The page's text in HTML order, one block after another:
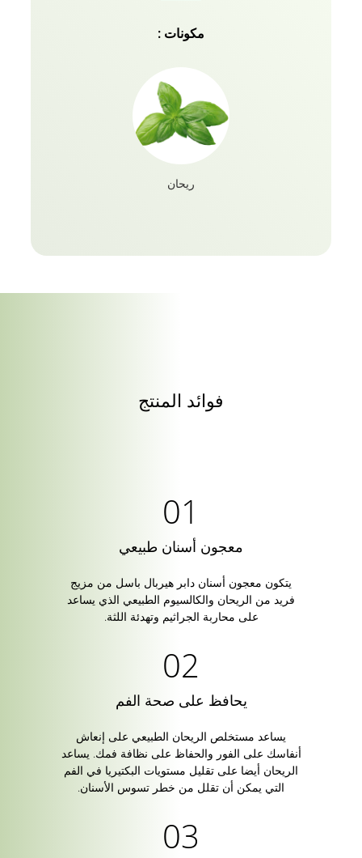
فمك بشكل عام. تساعد خصائص الريحان المسكنة للألم
والمضادة للبكتيريا على توفير الراحة من آلام الأسنان. إنه
فرشاة أسنان كمجاملة.
مكونات :
ريحان
فوائد المنتج
معجون أسنان طبيعي
يتكون معجون أسنان دابر هيربال باسل من مزيج
فريد من الريحان والكالسيوم الطبيعي الذي يساعد
على محاربة الجراثيم وتهدئة اللثة.
يحافظ على صحة الفم
يساعد مستخلص الريحان الطبيعي على إنعاش
أنفاسك على الفور والحفاظ على نظافة فمك. يساعد
الريحان أيضا على تقليل مستويات البكتيريا في الفم
التي يمكن أن تقلل من خطر تسوس الأسنان.